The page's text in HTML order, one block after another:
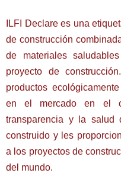
ILFI Declare es una
de construcción
de materiales
proyecto de
productos
en el mercado en el
transparencia y la salud
construido y les
a los proyectos de
del mundo.